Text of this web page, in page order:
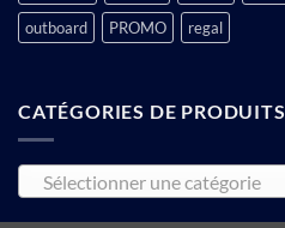
outboard
PROMO regal
CATÉGORIES DE PRODUITS
Sélectionner une catégorie